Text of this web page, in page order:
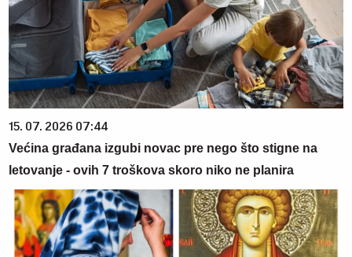
15. 07. 2026 07:44
Većina građana izgubi novac pre nego što stigne na
letovanje - ovih 7 troškova skoro niko ne planira